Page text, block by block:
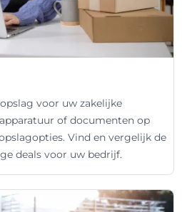
voor uw zakelijke
of documenten op
Vind en vergelijk de
deals voor uw bedrijf.